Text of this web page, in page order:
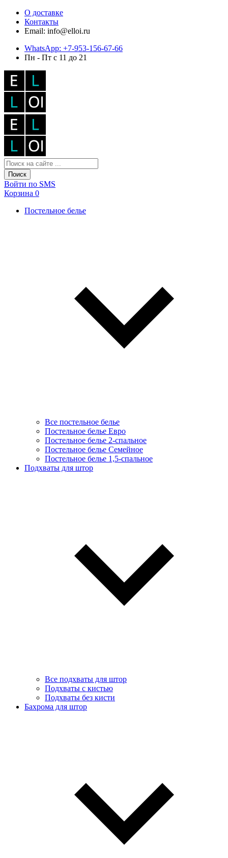
О доставке
Контакты
Email: info@elloi.ru
WhatsApp: +7-953-156-67-66
Пн - Пт с 11 до 21
Поиск
Войти по SMS
Корзина 0
Постельное белье
Все постельное белье
Постельное белье Евро
Постельное белье 2-спальное
Постельное белье Семейное
Постельное белье 1,5-спальное
Подхваты для штор
Все подхваты для штор
Подхваты с кистью
Подхваты без кисти
Бахрома для штор